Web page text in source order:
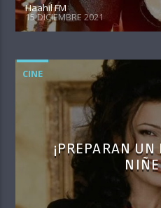
Haahil FM
15 DICIEMBRE 2021
CINE
¡PREPARAN